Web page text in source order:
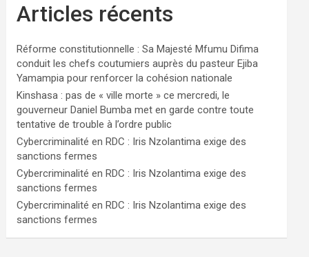
Articles récents
Réforme constitutionnelle : Sa Majesté Mfumu Difima
conduit les chefs coutumiers auprès du pasteur Ejiba
Yamampia pour renforcer la cohésion nationale
Kinshasa : pas de « ville morte » ce mercredi, le
gouverneur Daniel Bumba met en garde contre toute
tentative de trouble à l’ordre public
Cybercriminalité en RDC : Iris Nzolantima exige des
sanctions fermes
Cybercriminalité en RDC : Iris Nzolantima exige des
sanctions fermes
Cybercriminalité en RDC : Iris Nzolantima exige des
sanctions fermes